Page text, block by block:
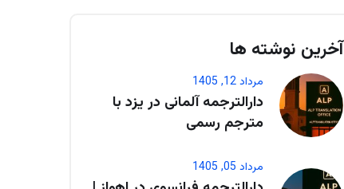
آخرین نوشته ها
مرداد 12, 1405
دارالترجمه آلمانی در یزد با
مترجم رسمی
مرداد 05, 1405